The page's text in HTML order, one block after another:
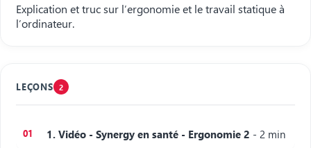
Explication et truc sur l’ergonomie et le travail statique à
l’ordinateur.
LEÇONS 2
1. Vidéo - Synergy en santé - Ergonomie 2 - 2 min